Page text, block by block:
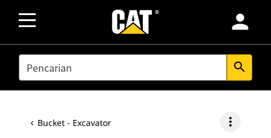
person
SEARCH search
Bucket - Excavator more_vert